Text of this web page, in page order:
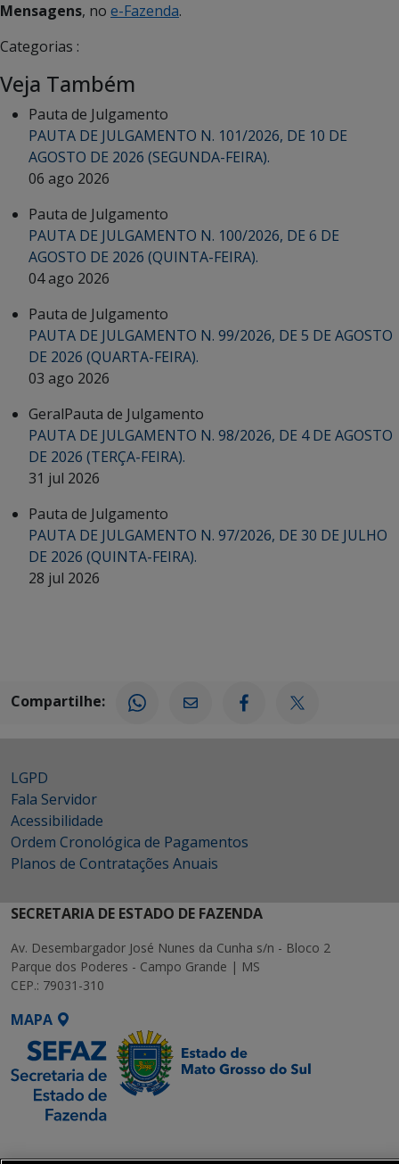
Mensagens, no e-Fazenda.
Categorias :
Veja Também
Pauta de Julgamento
PAUTA DE JULGAMENTO N. 101/2026, DE 10 DE
AGOSTO DE 2026 (SEGUNDA-FEIRA).
06 ago 2026
Pauta de Julgamento
PAUTA DE JULGAMENTO N. 100/2026, DE 6 DE
AGOSTO DE 2026 (QUINTA-FEIRA).
04 ago 2026
Pauta de Julgamento
PAUTA DE JULGAMENTO N. 99/2026, DE 5 DE AGOSTO
DE 2026 (QUARTA-FEIRA).
03 ago 2026
GeralPauta de Julgamento
PAUTA DE JULGAMENTO N. 98/2026, DE 4 DE AGOSTO
DE 2026 (TERÇA-FEIRA).
31 jul 2026
Pauta de Julgamento
PAUTA DE JULGAMENTO N. 97/2026, DE 30 DE JULHO
DE 2026 (QUINTA-FEIRA).
28 jul 2026
Compartilhe:
LGPD
Fala Servidor
Acessibilidade
Ordem Cronológica de Pagamentos
Planos de Contratações Anuais
SECRETARIA DE ESTADO DE FAZENDA
Av. Desembargador José Nunes da Cunha s/n - Bloco 2
Parque dos Poderes - Campo Grande | MS
CEP.: 79031-310
MAPA